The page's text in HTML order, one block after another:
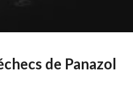
de Panazol